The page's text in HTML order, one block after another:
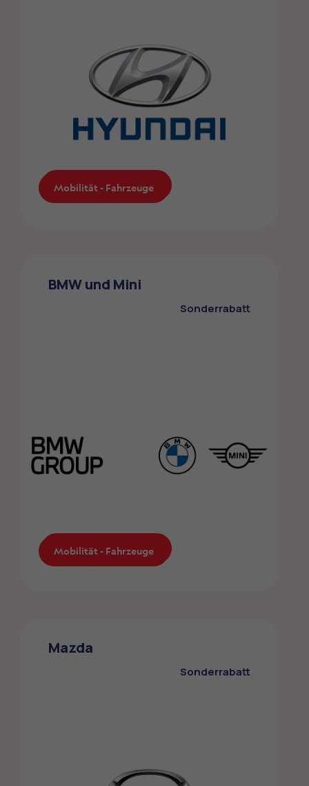
Mobilität - Fahrzeuge
Die ZMLP-Mitglieder profitieren von einem
Mobilität - Fahrzeuge
Mobilität - Fahrzeuge
Die ZMLP-Mitglieder profitieren von einem
Mobilität - Fahrzeuge
BMW und Mini
Sonderrabatt
Mazda
Sonderrabatt